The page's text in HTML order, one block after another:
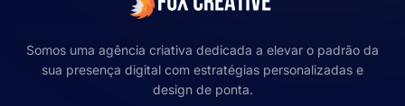
Somos uma agência criativa dedicada a elevar o padrão da
sua presença digital com estratégias personalizadas e
design de ponta.